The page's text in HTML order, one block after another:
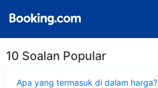
10 Soalan Popular
Apa yang termasuk di dalam harga?